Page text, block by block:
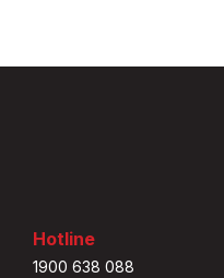
Hotline
1900 638 088